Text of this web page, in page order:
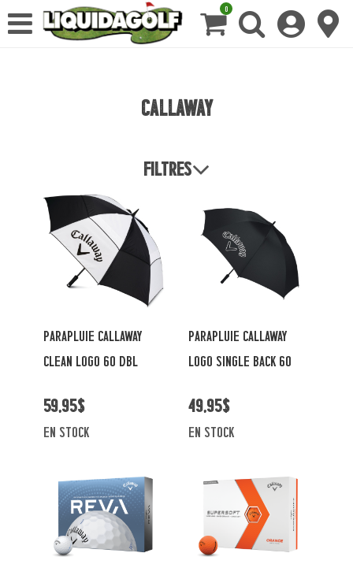
0
Callaway
Filtres
PARAPLUIE CALLAWAY
CLEAN LOGO 60 DBL
59,95$
en stock
PARAPLUIE CALLAWAY
LOGO SINGLE BACK 60
49,95$
en stock